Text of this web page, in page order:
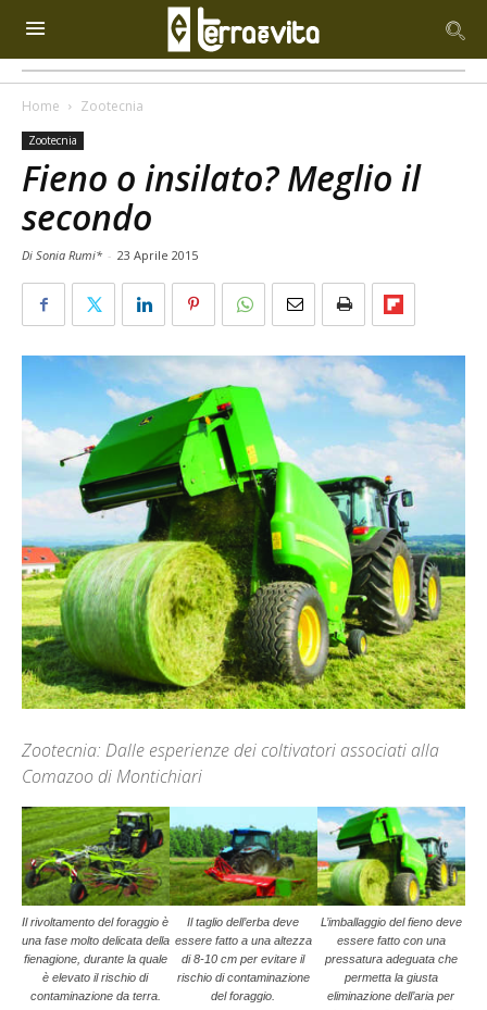
Home Zootecnia
Zootecnia
Fieno o insilato? Meglio il
secondo
Di Sonia Rumi* - 23 Aprile 2015
Zootecnia: Dalle esperienze dei coltivatori associati alla
Comazoo di Montichiari
Il rivoltamento del foraggio è
una fase molto delicata della
fienagione, durante la quale
è elevato il rischio di
contaminazione da terra.
Il taglio dell’erba deve
essere fatto a una altezza
di 8-10 cm per evitare il
rischio di contaminazione
del foraggio.
L’imballaggio del fieno deve
essere fatto con una
pressatura adeguata che
permetta la giusta
eliminazione dell’aria per